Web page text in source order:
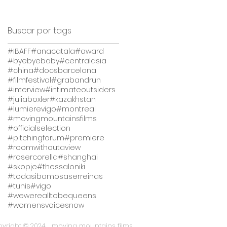
Buscar por tags
#IBAFF#anacatala#award
#byebyebaby#centralasia
#china#docsbarcelona
#filmfestival#grabandrun
#interview#intimateoutsiders
#juliaboxler#kazakhstan
#lumierevigo#montreal
#movingmountainsfilms
#officialselection
#pitchingforum#premiere
#roomwithoutaview
#rosercorella#shanghai
#skopje#thessaloniki
#todasibamosaserreinas
#tunis#vigo
#wewerealltobequeens
#womensvoicesnow